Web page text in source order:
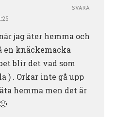
jag äter hemma och
en knäckemacka
blir det vad som
) . Orkar inte gå upp
hemma men det är
SVARA